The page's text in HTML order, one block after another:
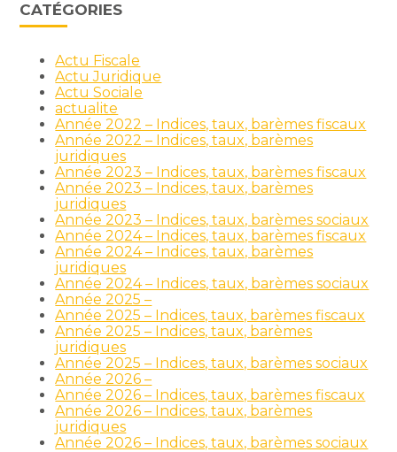
CATÉGORIES
Actu Fiscale
Actu Juridique
Actu Sociale
actualite
Année 2022 – Indices, taux, barèmes fiscaux
Année 2022 – Indices, taux, barèmes
juridiques
Année 2023 – Indices, taux, barèmes fiscaux
Année 2023 – Indices, taux, barèmes
juridiques
Année 2023 – Indices, taux, barèmes sociaux
Année 2024 – Indices, taux, barèmes fiscaux
Année 2024 – Indices, taux, barèmes
juridiques
Année 2024 – Indices, taux, barèmes sociaux
Année 2025 –
Année 2025 – Indices, taux, barèmes fiscaux
Année 2025 – Indices, taux, barèmes
juridiques
Année 2025 – Indices, taux, barèmes sociaux
Année 2026 –
Année 2026 – Indices, taux, barèmes fiscaux
Année 2026 – Indices, taux, barèmes
juridiques
Année 2026 – Indices, taux, barèmes sociaux